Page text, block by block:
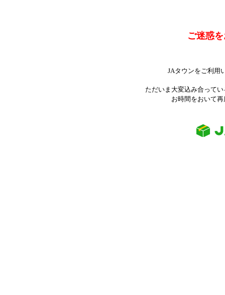
ご迷惑
JAタウンをご利用
ただいま大変込み合って
お時間をおいて